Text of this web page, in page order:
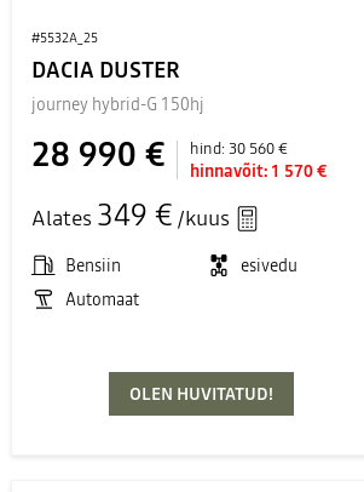
#5532A_25
DACIA DUSTER
journey hybrid-G 150hj
28 990 € hind:30 560 €
hinnavõit: 1 570 €
Alates 349 € /kuus
Bensiin
esivedu
Automaat
OLEN HUVITATUD!